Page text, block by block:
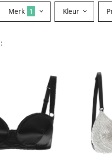
Merk 1 Kleur